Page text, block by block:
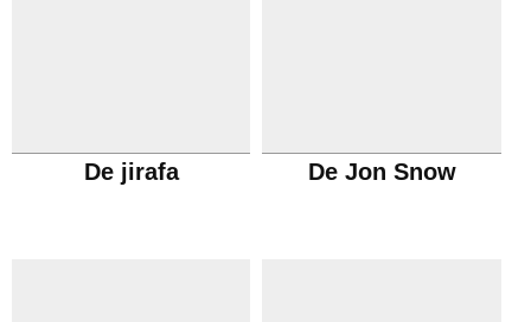
De jirafa De Jon Snow